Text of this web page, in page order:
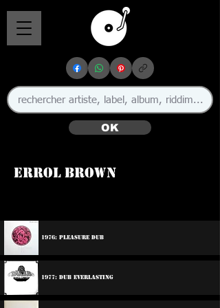
OK
Errol Brown
1976: Pleasure Dub
1977: Dub Everlasting